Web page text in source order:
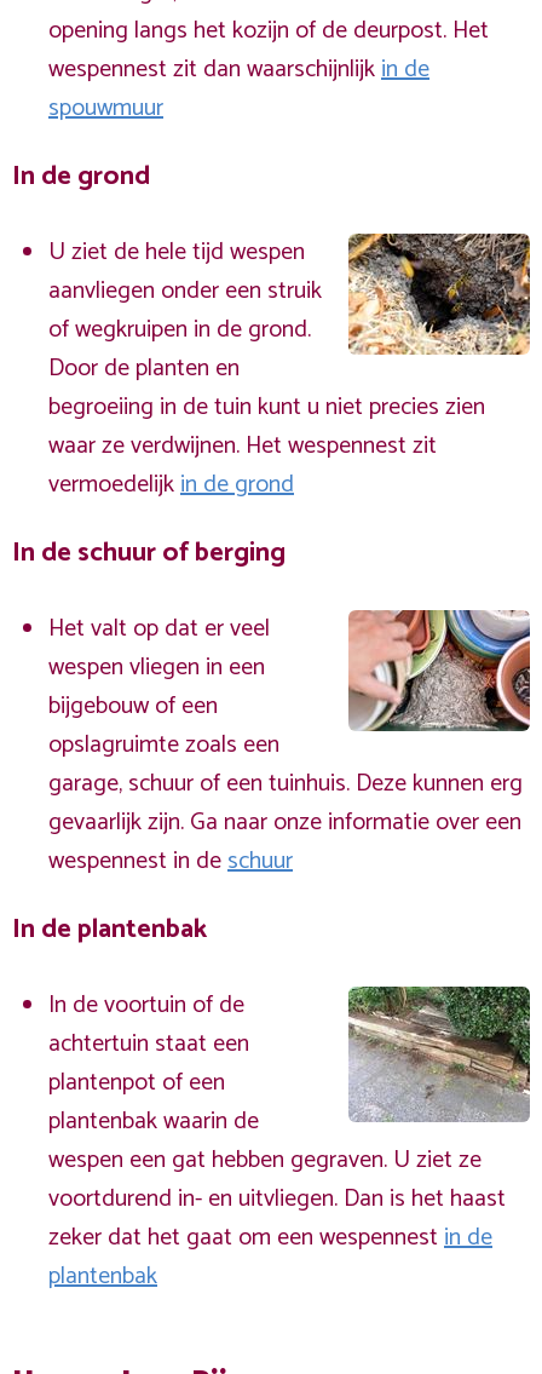
opening langs het kozijn of de deurpost. Het
wespennest zit dan waarschijnlijkin de
spouwmuur
In de grond
U ziet de hele tijd wespen
aanvliegen onder een struik
of wegkruipen in de grond.
Door de planten en
begroeiing in de tuin kunt u niet precies zien
waar ze verdwijnen. Het wespennest zit
vermoedelijkin de grond
In de schuur of berging
Het valt op dat er veel
wespen vliegen in een
bijgebouw of een
opslagruimte zoals een
garage, schuur of een tuinhuis. Deze kunnen erg
gevaarlijk zijn. Ga naar onze informatie over een
wespennest in deschuur
In de plantenbak
In de voortuin of de
achtertuin staat een
plantenpot of een
plantenbak waarin de
wespen een gat hebben gegraven. U ziet ze
voortdurend in- en uitvliegen. Dan is het haast
zeker dat het gaat om een wespennestin de
plantenbak